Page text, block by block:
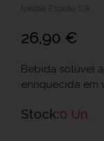
Nestlé España S.A.
26,90 €
Bebida solúvel
enriquecida em
Stock:0 Un.